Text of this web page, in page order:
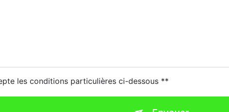
les conditions particulières ci-dessous **